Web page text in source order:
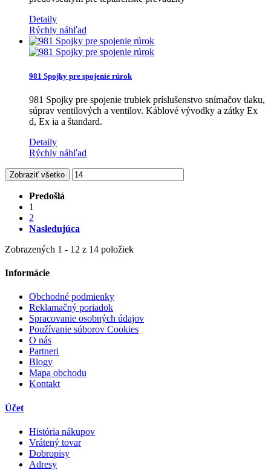
Detaily
Rýchly náhľad
981 Spojky pre spojenie rúrok
981 Spojky pre spojenie trubiek príslušenstvo snímačov tlaku,
súprav ventilových a ventilov. Káblové vývodky a zátky Ex
d, Ex ia a štandard.
Detaily
Rýchly náhľad
Zobraziť všetko
Predošlá
1
2
Nasledujúca
Zobrazených 1 - 12 z 14 položiek
Informácie
Obchodné podmienky
Reklamačný poriadok
Spracovanie osobných údajov
Používanie súborov Cookies
O nás
Partneri
Blogy
Mapa obchodu
Kontakt
Účet
História nákupov
Vrátený tovar
Dobropisy
Adresy